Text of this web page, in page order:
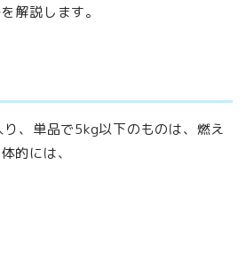
解説します。
、単品で5kg以下のものは、燃え
的には、